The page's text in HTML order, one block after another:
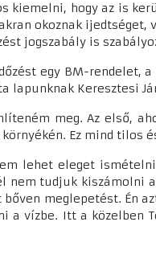
kiemelni, hogy az is
okoznak
jogszabály is
egy BM-rendelet,
Keresztesi
meg. Az első,
Ez mind
lehet eleget
nem tudjuk
bőven meglepetést. Én
a vízbe. Itt a közelben